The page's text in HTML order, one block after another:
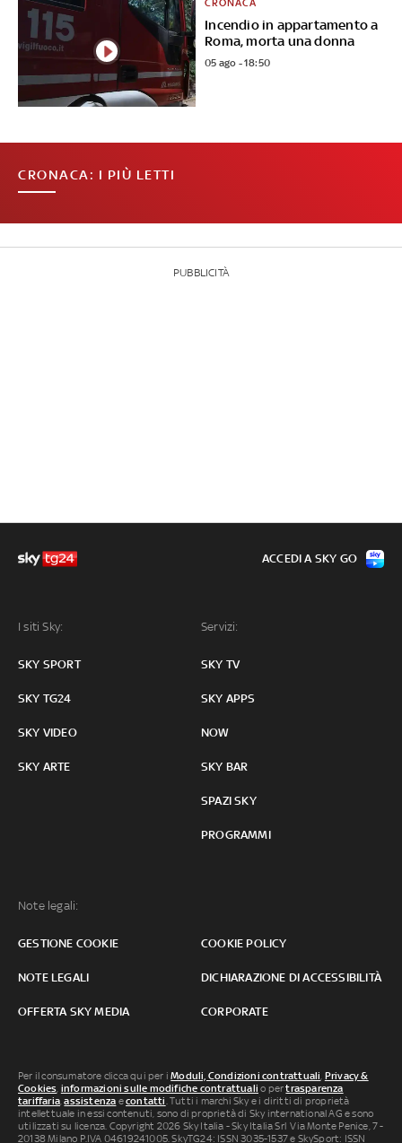
Incendio in appartamento a
Roma, morta una donna
CRONACA
05 ago - 18:50
CRONACA: I PIÙ LETTI
PUBBLICITÀ
I siti Sky:
SKY SPORT
SKY TG24
SKY VIDEO
SKY ARTE
Servizi:
SKY TV
SKY APPS
NOW
SKY BAR
SPAZI SKY
PROGRAMMI
Note legali:
GESTIONE COOKIE COOKIE POLICY
NOTE LEGALI DICHIARAZIONE DI ACCESSIBILITÀ
OFFERTA SKY MEDIA CORPORATE
ACCEDI A SKY GO
Per il consumatore clicca qui per iModuli, Condizioni contrattuali, Privacy &
Cookies, informazioni sulle modifiche contrattuali o pertrasparenza
tariffaria,assistenza econtatti. Tutti i marchi Sky e i diritti di proprietà
intellettuale in essi contenuti, sono di proprietà di Sky international AG e sono
utilizzati su licenza. Copyright 2026 Sky Italia - Sky Italia Srl Via Monte Penice, 7 -
20138 Milano P.IVA 04619241005. SkyTG24: ISSN 3035-1537 e SkySport: ISSN